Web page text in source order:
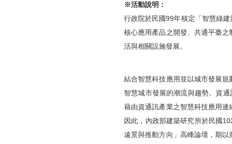
※活動說明：
行政院於民國99年核定「智慧綠
核心應用產品之開發、共通平臺之
活與相關設施發展。
結合智慧科技應用並以城市發展規
智慧城市發展的潮流與趨勢。資通
藉由資通訊產業之智慧科技應用
因此，內政部建築研究所於民國
遠景與推動方向」高峰論壇，期以